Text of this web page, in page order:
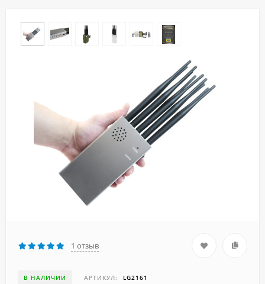
1 отзыв
В НАЛИЧИИ АРТИКУЛ: LG2161